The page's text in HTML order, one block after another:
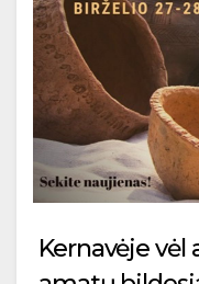
Kernavėje vėl